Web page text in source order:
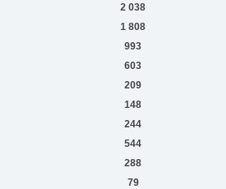
2 038
1 808
993
603
209
148
244
544
288
79